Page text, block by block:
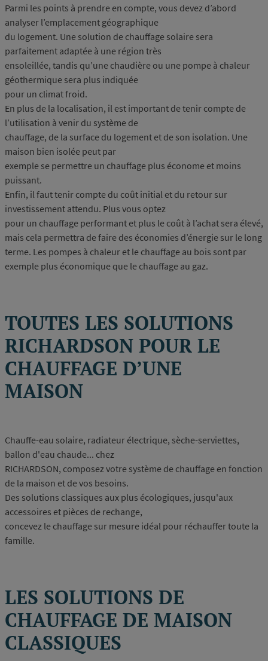
Parmi les points à prendre en compte, vous devez d’abord
analyser l’emplacement géographique
du logement. Une solution de chauffage solaire sera
parfaitement adaptée à une région très
ensoleillée, tandis qu’une chaudière ou une pompe à chaleur
géothermique sera plus indiquée
pour un climat froid.
En plus de la localisation, il est important de tenir compte de
l’utilisation à venir du système de
chauffage, de la surface du logement et de son isolation. Une
maison bien isolée peut par
exemple se permettre un chauffage plus économe et moins
puissant.
Enfin, il faut tenir compte du coût initial et du retour sur
investissement attendu. Plus vous optez
pour un chauffage performant et plus le coût à l’achat sera élevé,
mais cela permettra de faire des économies d’énergie sur le long
terme. Les pompes à chaleur et le chauffage au bois sont par
exemple plus économique que le chauffage au gaz.
TOUTES LES SOLUTIONS
RICHARDSON POUR LE
CHAUFFAGE D’UNE
MAISON
Chauffe-eau solaire, radiateur électrique, sèche-serviettes,
ballon d'eau chaude... chez
RICHARDSON, composez votre système de chauffage en fonction
de la maison et de vos besoins.
Des solutions classiques aux plus écologiques, jusqu'aux
accessoires et pièces de rechange,
concevez le chauffage sur mesure idéal pour réchauffer toute la
famille.
LES SOLUTIONS DE
CHAUFFAGE DE MAISON
CLASSIQUES